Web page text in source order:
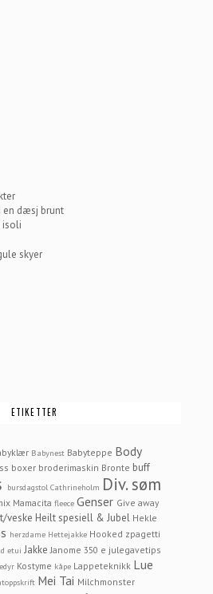
en dæsj brunt
isoli
skyer
ETIKETTER
Babynest Babyteppe Body
boxer broderimaskin Bronte buff
bursdagstol Cathrineholm Div. søm
Mamacita fleece Genser Give away
veske Heilt spesiell & Jubel Hekle
herzdame Hettejakke Hooked zpagetti
etui Jakke Janome 350 e julegavetips
Kostyme kåpe Lappeteknikk Lue
Mei Tai Milchmonster